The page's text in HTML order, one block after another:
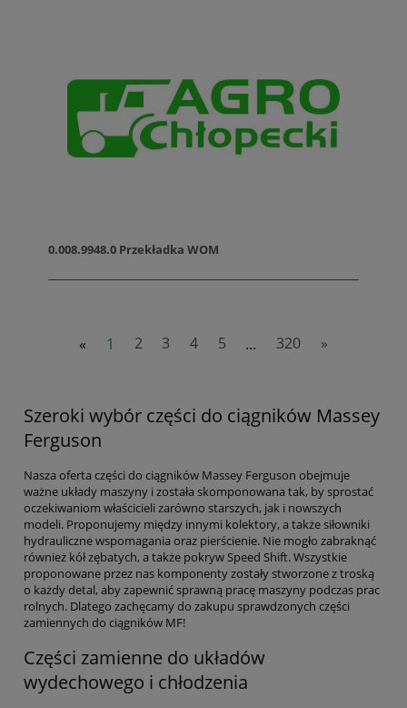
0.008.9948.0 Przekładka WOM
« 1 2 3 4 5 ... 320 »
Szeroki wybór części do ciągników Massey
Ferguson
Nasza oferta części do ciągników Massey Ferguson obejmuje
ważne układy maszyny i została skomponowana tak, by sprostać
oczekiwaniom właścicieli zarówno starszych, jak i nowszych
modeli. Proponujemy między innymi kolektory, a także siłowniki
hydrauliczne wspomagania oraz pierścienie. Nie mogło zabraknąć
również kół zębatych, a także pokryw Speed Shift. Wszystkie
proponowane przez nas komponenty zostały stworzone z troską
o każdy detal, aby zapewnić sprawną pracę maszyny podczas prac
rolnych. Dlatego zachęcamy do zakupu sprawdzonych części
zamiennych do ciągników MF!
Części zamienne do układów
wydechowego i chłodzenia